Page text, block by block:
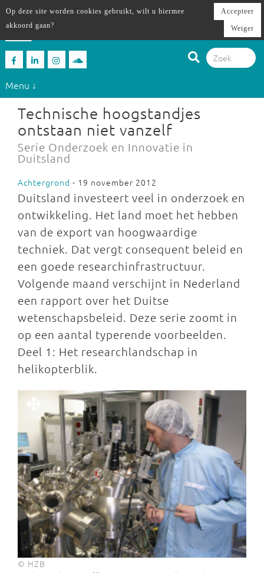
Menu ↓
Technische hoogstandjes
ontstaan niet vanzelf
Serie Onderzoek en Innovatie in
Duitsland
Achtergrond - 19 november 2012
Duitsland investeert veel in onderzoek en
ontwikkeling. Het land moet het hebben
van de export van hoogwaardige
techniek. Dat vergt consequent beleid en
een goede researchinfrastructuur.
Volgende maand verschijnt in Nederland
een rapport over het Duitse
wetenschapsbeleid. Deze serie zoomt in
op een aantal typerende voorbeelden.
Deel 1: Het researchlandschap in
helikopterblik.
© HZB
Op deze site worden cookies gebruikt, wilt u hiermee
akkoord gaan?
Accepteer
Weiger